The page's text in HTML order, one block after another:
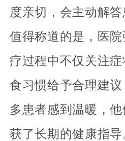
度亲切，会主动解
值得称道的是，医
疗过程中不仅关注
食习惯给予合理建
多患者感到温暖，
获了长期的健康指